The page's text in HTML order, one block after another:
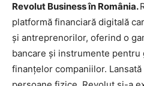
Revolut Business în România.
platformă financiară digitală
și antreprenorilor, oferind o
bancare și instrumente
finanțelor companiilor.